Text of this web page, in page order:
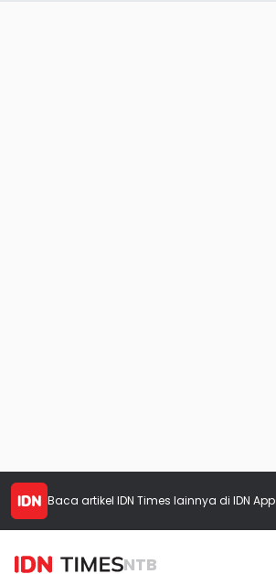
Baca artikel IDN Times lainnya di IDN App
NTB